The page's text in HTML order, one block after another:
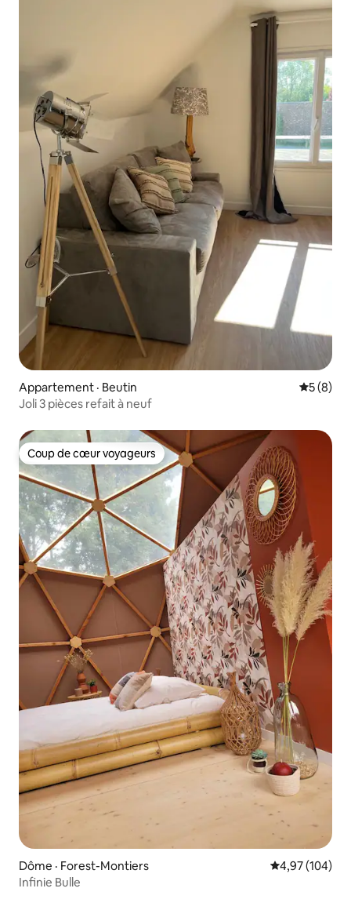
Appartement · Beutin Note
5 (8)
Joli 3 pièces refait à neuf
Coup de cœur voyageurs
Coup de cœur voyageurs
Dôme · Forest-Montiers Note
4,97 (104)
Infinie Bulle